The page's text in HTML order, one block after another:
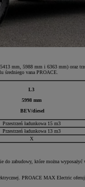
mm, 5988 mm i 6363 mm) oraz
średniego vana PROACE.
L3
5998 mm
BEV/diesel
Przestrzeń ładunkowa 15 m3
Przestrzeń ładunkowa 13 m3
X
zabudowy, które można
PROACE MAX Electric